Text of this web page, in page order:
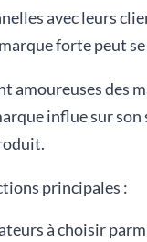
avec leurs
forte peut
amoureuses des
influe sur son
principales :
à choisir